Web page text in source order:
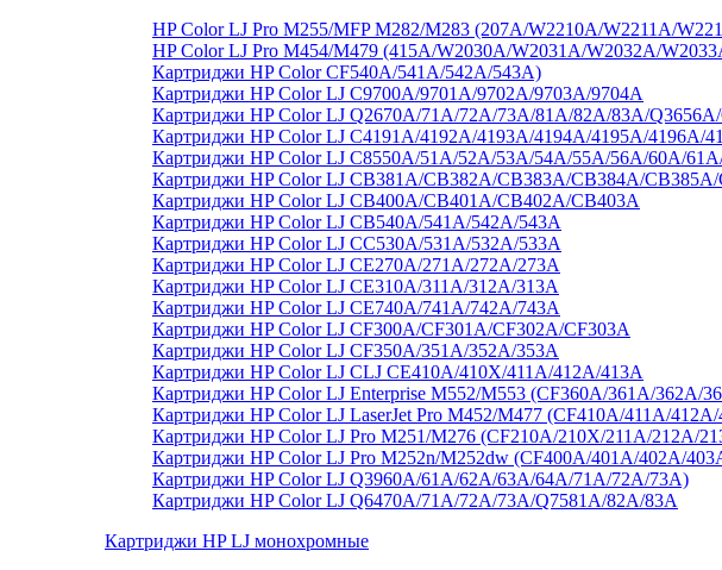
HP Color LJ Pro M255/MFP M282/M283 (207A/W2210A/W2211A/
HP Color LJ Pro M454/M479 (415A/W2030A/W2031A/W2032A/
Картриджи HP Color CF540A/541A/542A/543A)
Картриджи HP Color LJ C9700A/9701A/9702A/9703A/9704A
Картриджи HP Color LJ Q2670A/71A/72A/73A/81A/82A/83A/
Картриджи HP Color LJ C4191A/4192A/4193A/4194A/4195A/4196A/
Картриджи HP Color LJ C8550A/51A/52A/53A/54A/55A/56A/60A/
Картриджи HP Color LJ CB381A/CB382A/CB383A/CB384A/
Картриджи HP Color LJ CB400A/CB401A/CB402A/CB403A
Картриджи HP Color LJ CB540A/541A/542A/543A
Картриджи HP Color LJ CC530A/531A/532A/533A
Картриджи HP Color LJ CE270A/271A/272A/273A
Картриджи HP Color LJ CE310A/311A/312A/313A
Картриджи HP Color LJ CE740A/741A/742A/743A
Картриджи HP Color LJ CF300A/CF301A/CF302A/CF303A
Картриджи HP Color LJ CF350A/351A/352A/353A
Картриджи HP Color LJ CLJ CE410A/410X/411A/412A/413A
Картриджи HP Color LJ Enterprise M552/M553 (CF360A/361A/362A/
Картриджи HP Color LJ LaserJet Pro M452/M477 (CF410A/411A/
Картриджи HP Color LJ Pro M251/M276 (CF210A/210X/211A/212A/
Картриджи HP Color LJ Pro M252n/M252dw (CF400A/401A/402A/
Картриджи HP Color LJ Q3960A/61A/62A/63A/64A/71A/72A/73A)
Картриджи HP Color LJ Q6470A/71A/72A/73A/Q7581A/82A/83A
Картриджи HP LJ монохромные